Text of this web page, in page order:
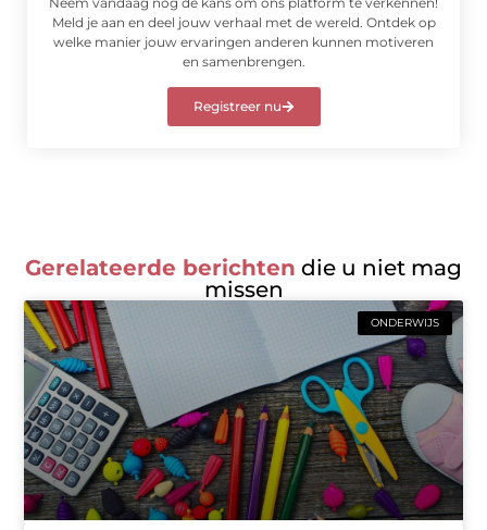
Meld je aan en deel jouw verhaal met de wereld. Ontdek op
welke manier jouw ervaringen anderen kunnen motiveren
en samenbrengen.
Registreer nu
Gerelateerde berichten die u niet mag
missen
ONDERWIJS